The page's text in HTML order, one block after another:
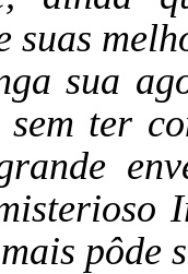
suas
sua
sem ter
pôde